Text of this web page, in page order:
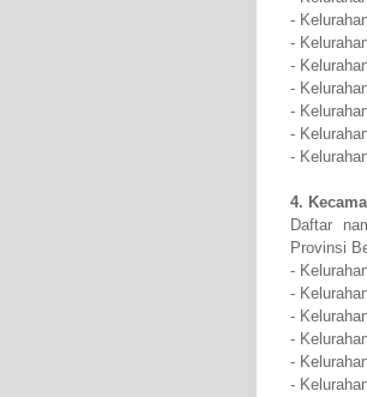
-
-
-
-
-
-
-
4.
Daftar
Provinsi
-
-
-
-
-
-